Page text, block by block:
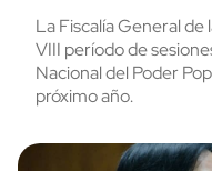
La Fiscalía General
VIII período de
Nacional del Poder
próximo año.